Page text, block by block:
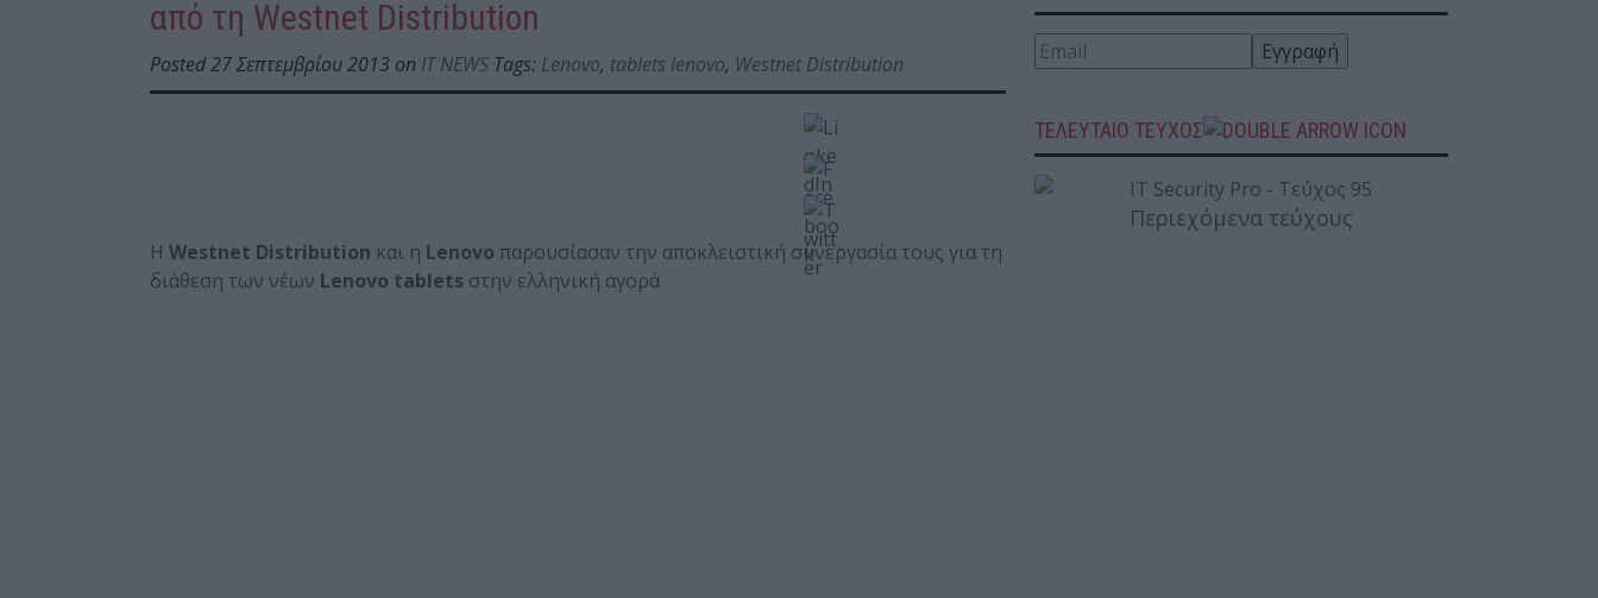
από τη Westnet Distribution
Posted 27 Σεπτεμβρίου 2013 on IT NEWS Tags: Lenovo, tablets lenovo, Westnet Distribution
H Westnet Distribution και η Lenovo παρουσίασαν την αποκλειστική συνεργασία τους για τη
διάθεση των νέων Lenovo tablets στην ελληνική αγορά
ΤΕΛΕΥΤΑΙΟ ΤΕΥΧΟΣ
Περιεχόμενα τεύχους